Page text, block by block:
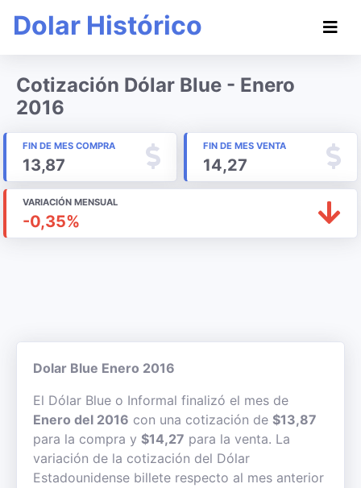
Dolar Histórico
Cotización Dólar Blue - Enero
2016
FIN DE MES COMPRA
13,87
FIN DE MES VENTA
14,27
VARIACIÓN MENSUAL
-0,35%
Dolar Blue Enero 2016
El Dólar Blue o Informal finalizó el mes de
Enero del 2016 con una cotización de $13,87
para la compra y $14,27 para la venta. La
variación de la cotización del Dólar
Estadounidense billete respecto al mes anterior